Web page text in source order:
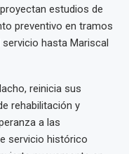
estudios de
preventivo en tramos
hasta Mariscal
reinicia sus
rehabilitación y
a las
servicio histórico